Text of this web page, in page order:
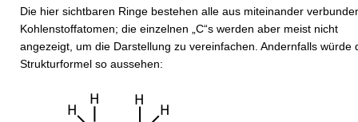
Die hier sichtbaren Ringe bestehen alle aus miteinander
Kohlenstoffatomen; die einzelnen „C“s werden aber meist nicht
angezeigt, um die Darstellung zu vereinfachen. Andernfalls würde
Strukturformel so aussehen: